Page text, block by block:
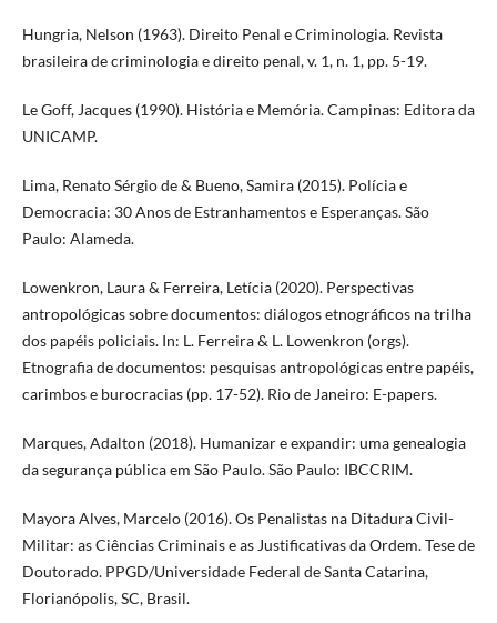
Hungria, Nelson (1963). Direito Penal e Criminologia. Revista
brasileira de criminologia e direito penal, v. 1, n. 1, pp. 5-19.
Le Goff, Jacques (1990). História e Memória. Campinas: Editora da
UNICAMP.
Lima, Renato Sérgio de & Bueno, Samira (2015). Polícia e
Democracia: 30 Anos de Estranhamentos e Esperanças. São
Paulo: Alameda.
Lowenkron, Laura & Ferreira, Letícia (2020). Perspectivas
antropológicas sobre documentos: diálogos etnográficos na trilha
dos papéis policiais. In: L. Ferreira & L. Lowenkron (orgs).
Etnografia de documentos: pesquisas antropológicas entre papéis,
carimbos e burocracias (pp. 17-52). Rio de Janeiro: E-papers.
Marques, Adalton (2018). Humanizar e expandir: uma genealogia
da segurança pública em São Paulo. São Paulo: IBCCRIM.
Mayora Alves, Marcelo (2016). Os Penalistas na Ditadura Civil-
Militar: as Ciências Criminais e as Justificativas da Ordem. Tese de
Doutorado. PPGD/Universidade Federal de Santa Catarina,
Florianópolis, SC, Brasil.